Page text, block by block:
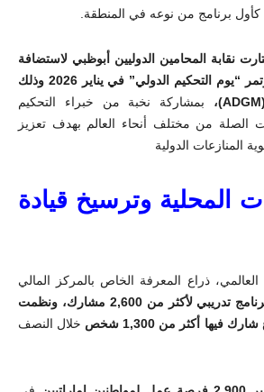
نقابة المحامين الدوليين أبوظبي لاستضافة
“
يوم التحكيم الدولي” في يناير 2026 وذلك
ADGM)، بمشاركة نخبة من خبراء التحكيم
الصلة من مختلف أنحاء العالم بهدف تعزيز
المنازعات الدولية
المحلية وترسيخ قيادة
ذراع المعرفة الخاص بالمركز المالي
100 برنامج تدريبي لأكثر من 2,600 مشارك، ونظمت
خلال النصف